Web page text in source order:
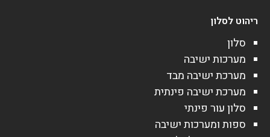
ריהוט לסלון
סלון
מערכות ישיבה
מערכת ישיבה מבד
מערכת ישיבה פינתית
סלון עור פינתי
ספות ומערכות ישיבה